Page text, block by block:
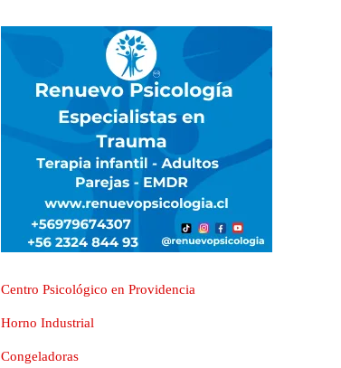
Centro Psicológico en Providencia
Horno Industrial
Congeladoras